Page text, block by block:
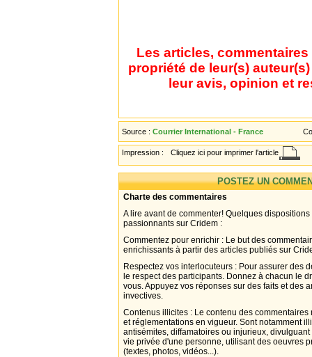
Les articles,
propriété de leur(s)
leur avis, opinion et
Source : Courrier International - France
Impression : Cliquez ici pour imprimer l'article
POSTEZ UN
Charte des commentaires
A lire avant de commenter! Quelques
passionnants sur Cridem :
Commentez pour enrichir : Le but des
enrichissants à partir des articles publiés sur
Respectez vos interlocuteurs : Pour assurer des
le respect des participants. Donnez à chacun le
vous. Appuyez vos réponses sur des faits et des
invectives.
Contenus illicites : Le contenu des
et réglementations en vigueur. Sont notamment
antisémites, diffamatoires ou injurieux,
vie privée d'une personne, utilisant des oeuvres
(textes, photos, vidéos...).